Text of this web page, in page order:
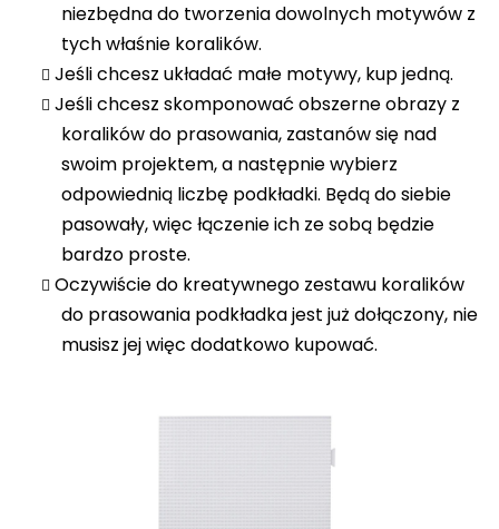
niezbędna do tworzenia dowolnych motywów z
tych właśnie koralików.
Jeśli chcesz układać małe motywy, kup jedną.
Jeśli chcesz skomponować obszerne obrazy z
koralików do prasowania, zastanów się nad
swoim projektem, a następnie wybierz
odpowiednią liczbę podkładki. Będą do siebie
pasowały, więc łączenie ich ze sobą będzie
bardzo proste.
Oczywiście do kreatywnego zestawu koralików
do prasowania podkładka jest już dołączony, nie
musisz jej więc dodatkowo kupować.